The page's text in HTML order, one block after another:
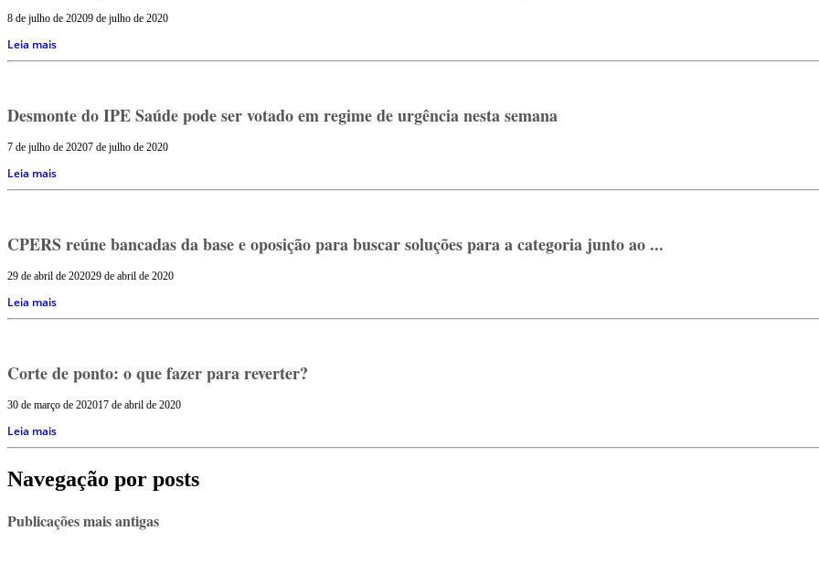
8 de julho de 20209 de julho de 2020
Leia mais
Desmonte do IPE Saúde pode ser votado em regime de urgência nesta semana
7 de julho de 20207 de julho de 2020
Leia mais
CPERS reúne bancadas da base e oposição para buscar soluções para a categoria junto ao ...
29 de abril de 202029 de abril de 2020
Leia mais
Corte de ponto: o que fazer para reverter?
30 de março de 202017 de abril de 2020
Leia mais
Navegação por posts
Publicações mais antigas